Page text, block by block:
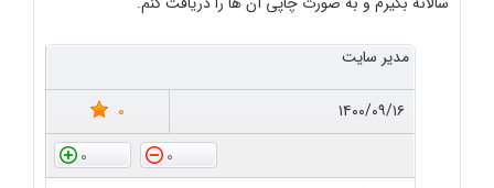
مدیر سایت
۱۴۰۰/۰۹/۱۶
0
0
0